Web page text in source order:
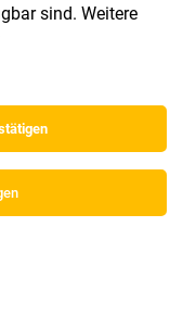
sind. Weitere